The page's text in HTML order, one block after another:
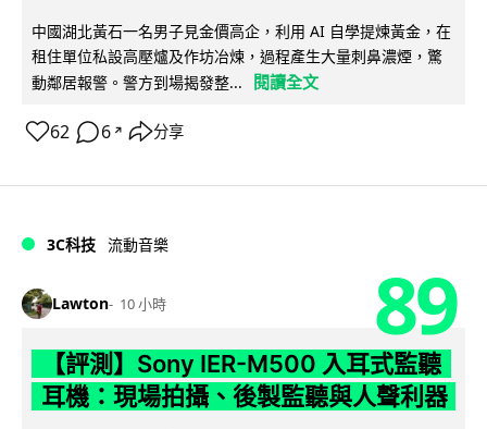
中國湖北黃石一名男子見金價高企，利用 AI 自學提煉黃金，在
租住單位私設高壓爐及作坊冶煉，過程產生大量刺鼻濃煙，驚
動鄰居報警。警方到場揭發整...
閱讀全文
62 6 ↗ 分享
3C科技 流動音樂
Lawton 10 小時 89
【評測】Sony IER-M500 入耳式監聽
耳機：現場拍攝、後製監聽與人聲利器